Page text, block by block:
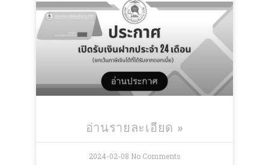
อ่านรายละเอียด »
2024-02-08 No Comments